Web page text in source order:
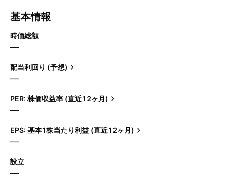
基本情報
時価総額
—
配当利回り (予想)
—
PER: 株価収益率 (直近12ヶ月)
—
EPS: 基本1株当たり利益 (直近12ヶ月)
—
設立
—